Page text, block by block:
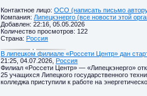
Контактное лицо: ОСО (написать письмо
Компания: Липецкэнерго (все новости этой
Добавлен: 22:16, 05.05.2026
Количество просмотров: 122
Страна: Россия
В липецком филиале «Россети Центр» дан
21:25, 04.07.2026, Россия
Филиал «Россети Центр» — «Липецкэнерго»
25 учащихся Липецкого государственного
колледжа приступили к работе на